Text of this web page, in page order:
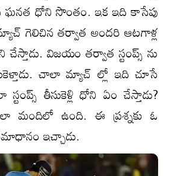
ఘనత ధోని సొంతం. ఇక ఇది కాసేపు
గెలిచిన తర్వాత అందరి ఆటగాళ్ల
విజయం తర్వాత స్టంప్స్ ను
చాలా మ్యాచ్ ల్లో ఇది చూసే
తీసుకెళ్లి ధోని ఏం చేస్తాడు?
మందిలో ఉంది. ఈ ప్రశ్నకు ఓ
ఇచ్చాడు.